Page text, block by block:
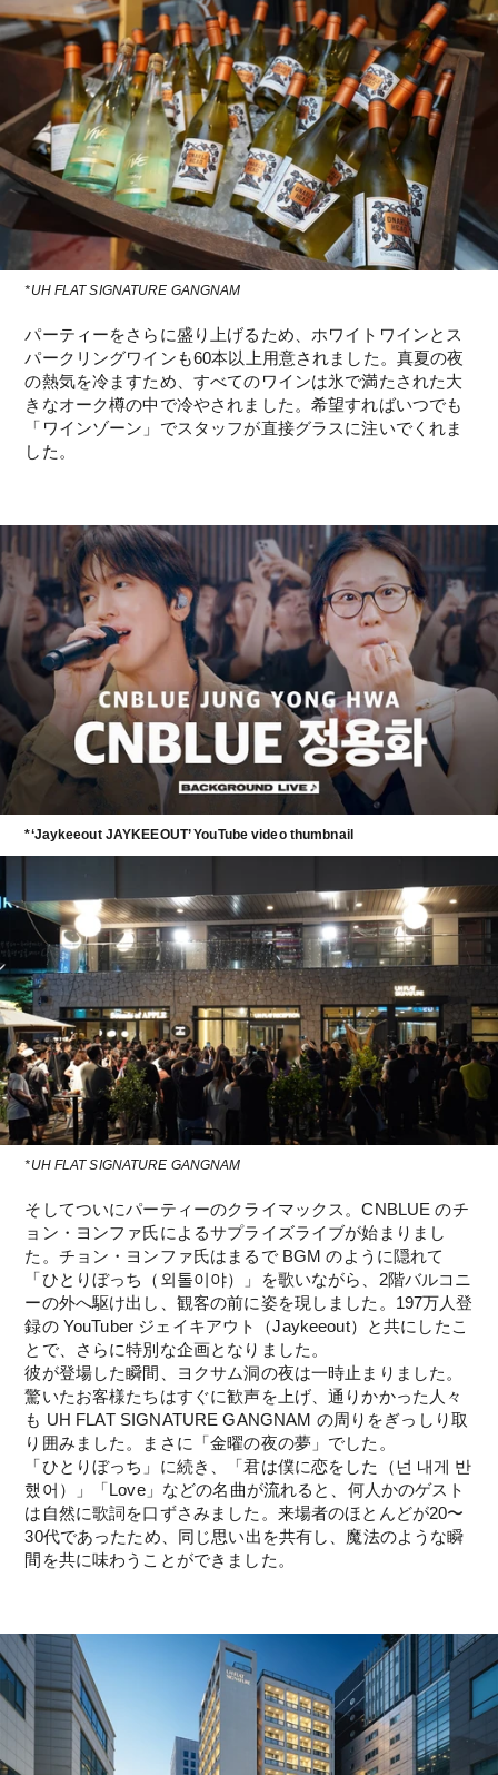
*UH FLAT SIGNATURE GANGNAM
パーティーをさらに盛り上げるため、ホワイトワインとス
パークリングワインも60本以上用意されました。真夏の夜
の熱気を冷ますため、すべてのワインは氷で満たされた大
きなオーク樽の中で冷やされました。希望すればいつでも
「ワインゾーン」でスタッフが直接グラスに注いでくれま
した。
*‘Jaykeeout JAYKEEOUT’ YouTube video thumbnail
*UH FLAT SIGNATURE GANGNAM
そしてついにパーティーのクライマックス。CNBLUE のチ
ョン・ヨンファ氏によるサプライズライブが始まりまし
た。チョン・ヨンファ氏はまるで BGM のように隠れて
「ひとりぼっち（외톨이야）」を歌いながら、2階バルコニ
ーの外へ駆け出し、観客の前に姿を現しました。197万人登
録の YouTuber ジェイキアウト（Jaykeeout）と共にしたこ
とで、さらに特別な企画となりました。
彼が登場した瞬間、ヨクサム洞の夜は一時止まりました。
驚いたお客様たちはすぐに歓声を上げ、通りかかった人々
も UH FLAT SIGNATURE GANGNAM の周りをぎっしり取
り囲みました。まさに「金曜の夜の夢」でした。
「ひとりぼっち」に続き、「君は僕に恋をした（넌 내게 반
했어）」「Love」などの名曲が流れると、何人かのゲスト
は自然に歌詞を口ずさみました。来場者のほとんどが20〜
30代であったため、同じ思い出を共有し、魔法のような瞬
間を共に味わうことができました。